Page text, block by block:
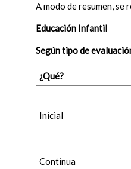
A modo de resumen, se
Educación Infantil
Según tipo de
¿Qué?
Inicial
Continua